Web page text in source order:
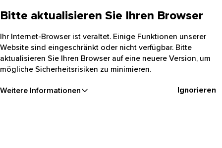
Bitte aktualisieren Sie Ihren Browser
Ihr Internet-Browser ist veraltet. Einige Funktionen unserer
Website sind eingeschränkt oder nicht verfügbar. Bitte
aktualisieren Sie Ihren Browser auf eine neuere Version, um
mögliche Sicherheitsrisiken zu minimieren.
Weitere Informationen Ignorieren